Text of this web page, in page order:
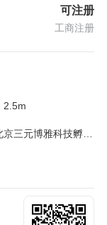
可注册
工商注册
2.5m